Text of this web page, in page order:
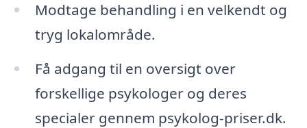
Modtage behandling i en velkendt og
tryg lokalområde.
Få adgang til en oversigt over
forskellige psykologer og deres
specialer gennem psykolog-priser.dk.